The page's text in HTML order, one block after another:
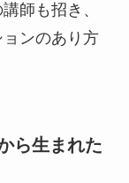
師も招き、
ンのあり方
ら生まれた